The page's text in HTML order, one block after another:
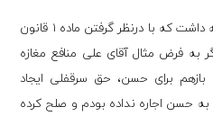
برای به کاربردن این اصل، باید توجه داشت که با درنظر گرفتن ماده ۱ قانون
موجر و مستاجرسال ۱۳۵۶، اگر به فرض مثال آقای علی منافع مغازه
برای حسن، حق سرقفلی ایجاد
حسن اجاره نداده بودم و صلح کرده